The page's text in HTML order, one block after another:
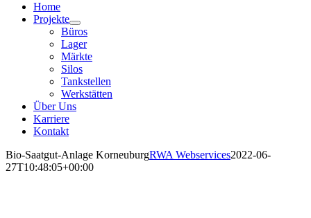
Home
Projekte
Büros
Lager
Märkte
Silos
Tankstellen
Werkstätten
Über Uns
Karriere
Kontakt
Bio-Saatgut-Anlage KorneuburgRWA Webservices2022-06-
27T10:48:05+00:00